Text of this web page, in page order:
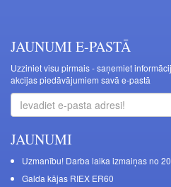
JAUNUMI E-PASTĀ
Uzziniet visu pirmais - saņemiet
akcijas piedāvājumiem savā e-pastā
JAUNUMI
Uzmanību! Darba laika izmaiņas no
Galda kājas RIEX ER60